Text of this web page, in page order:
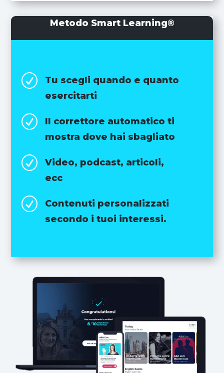
Metodo Smart Learning®
R
Tu scegli quando e quanto
esercitarti
R
Il correttore automatico ti
mostra dove hai sbagliato
R
Video, podcast, articoli,
ecc
R
Contenuti personalizzati
secondo i tuoi interessi.